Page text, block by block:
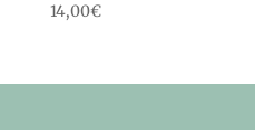
14,00€